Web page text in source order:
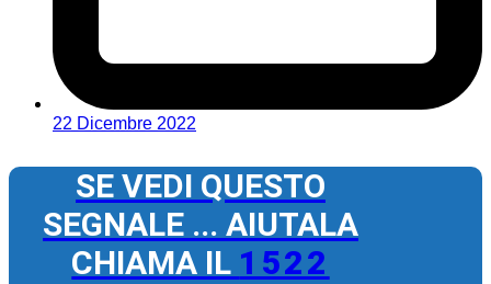
22 Dicembre 2022
SE VEDI QUESTO
SEGNALE ... AIUTALA
CHIAMA IL 1522